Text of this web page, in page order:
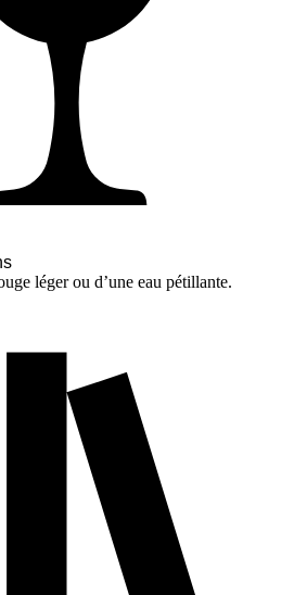
léger ou d’une eau pétillante.